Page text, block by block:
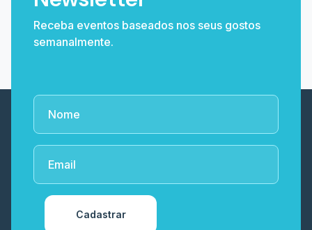
Receba eventos baseados nos seus gostos
semanalmente.
Cadastrar